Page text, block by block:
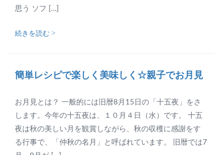
思う ソフ […]
続きを読む >
簡単レシピで楽しく美味しく☆親子でお月見
お月見とは？ 一般的には旧暦8月15日の「十五夜」をさ
します。今年の十五夜は、１０月４日（水）です。 十五
夜は秋の美しい月を観賞しながら、秋の収穫に感謝をす
る行事で、「仲秋の名月」と呼ばれています。 旧暦では7